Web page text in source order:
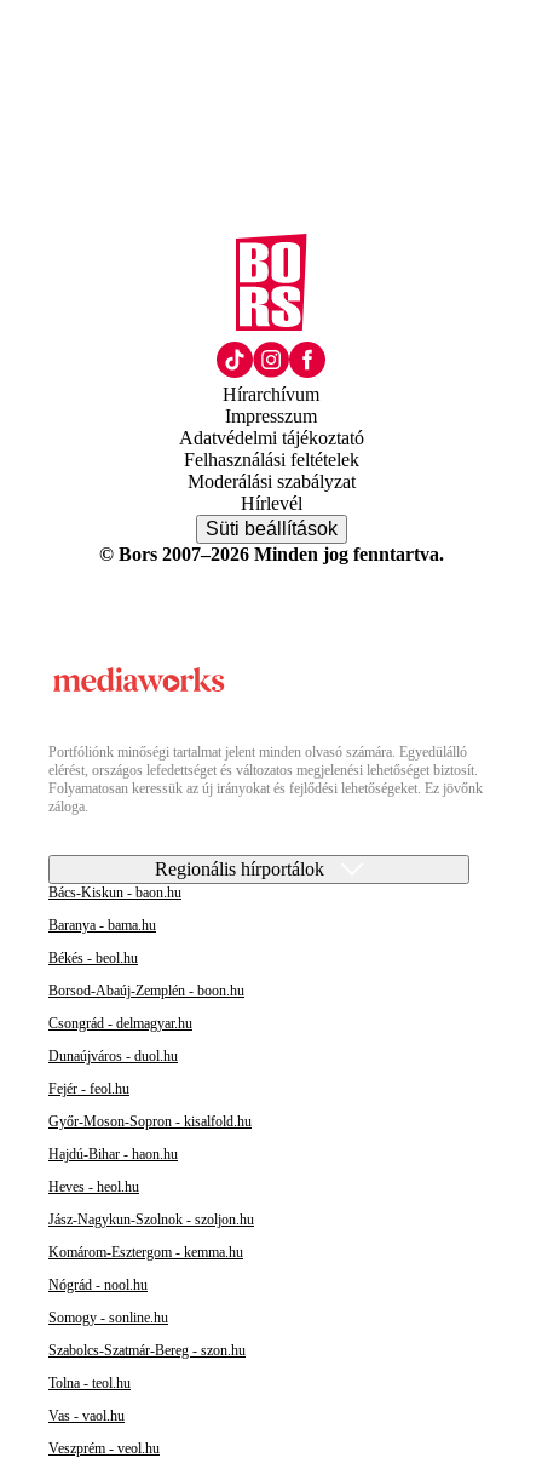
Hírarchívum
Impresszum
Adatvédelmi tájékoztató
Felhasználási feltételek
Moderálási szabályzat
Hírlevél
Süti beállítások
© Bors 2007–2026 Minden jog fenntartva.
Portfóliónk minőségi tartalmat jelent minden olvasó számára. Egyedülálló
elérést, országos lefedettséget és változatos megjelenési lehetőséget biztosít.
Folyamatosan keressük az új irányokat és fejlődési lehetőségeket. Ez jövőnk
záloga.
Regionális hírportálok
Bács-Kiskun - baon.hu
Baranya - bama.hu
Békés - beol.hu
Borsod-Abaúj-Zemplén - boon.hu
Csongrád - delmagyar.hu
Dunaújváros - duol.hu
Fejér - feol.hu
Győr-Moson-Sopron - kisalfold.hu
Hajdú-Bihar - haon.hu
Heves - heol.hu
Jász-Nagykun-Szolnok - szoljon.hu
Komárom-Esztergom - kemma.hu
Nógrád - nool.hu
Somogy - sonline.hu
Szabolcs-Szatmár-Bereg - szon.hu
Tolna - teol.hu
Vas - vaol.hu
Veszprém - veol.hu